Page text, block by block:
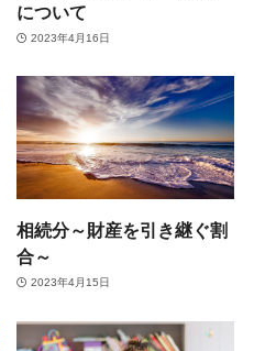
について
2023年4月16日
相続分～財産を引き継ぐ割
合～
2023年4月15日